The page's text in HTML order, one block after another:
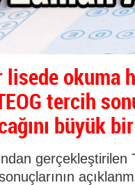
lisede okuma
tercih
büyük
gerçekleştirilen